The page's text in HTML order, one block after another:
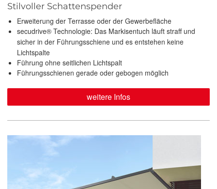
Stilvoller Schattenspender
Erweiterung der Terrasse oder der Gewerbefläche
secudrive® Technologie: Das Markisentuch läuft straff und
sicher in der Führungsschiene und es entstehen keine
Lichtspalte
Führung ohne seitlichen Lichtspalt
Führungsschienen gerade oder gebogen möglich
weitere Infos